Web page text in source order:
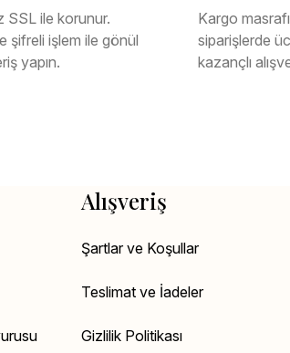
SSL ile korunur.
şifreli işlem ile gönül
yapın.
Kargo
siparişlerde
kazançlı
Alışveriş
Şartlar ve Koşullar
Teslimat ve İadeler
Gizlilik Politikası